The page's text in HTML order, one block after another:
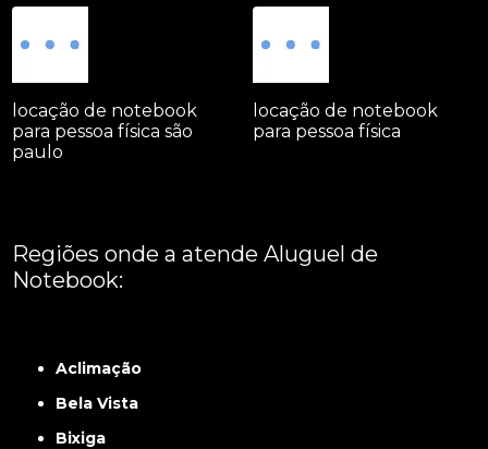
locação de notebook
para pessoa física são
paulo
locação de notebook
para pessoa física
Regiões onde a atende Aluguel de
Notebook:
Aclimação
Bela Vista
Bixiga